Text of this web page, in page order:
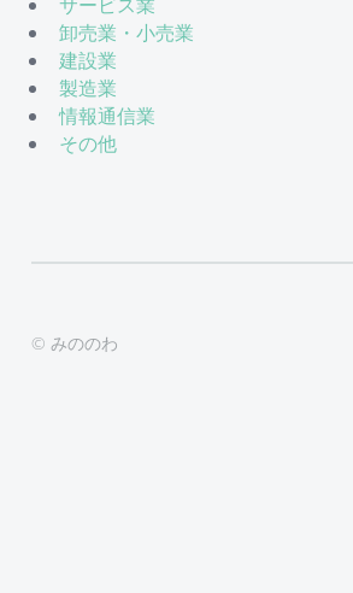
卸売業・小売業
建設業
製造業
情報通信業
その他
© みののわ